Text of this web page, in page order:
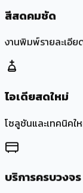
สีสดคมชัด
งานพิมพ์รายละเอี
ไอเดียสดใหม่
โซลูชันและเทคนิคใ
บริการครบวงจร